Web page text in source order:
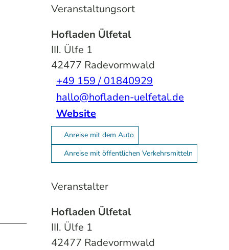
Veranstaltungsort
Hofladen Ülfetal
III. Ülfe 1
42477 Radevormwald
+49 159 / 01840929
hallo@hofladen-uelfetal.de
Website
Anreise mit dem Auto
Anreise mit öffentlichen Verkehrsmitteln
Veranstalter
Hofladen Ülfetal
III. Ülfe 1
42477 Radevormwald